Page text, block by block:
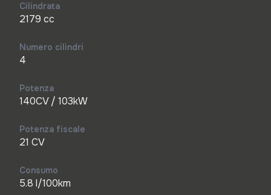
Cilindrata
2179 cc
Numero cilindri
4
Potenza
140CV / 103kW
Potenza fiscale
21 CV
Consumo
5.8 l/100km